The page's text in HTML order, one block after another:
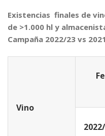
Existencias finales de
de >1.000 hl y
Campaña 2022/23 vs
Vino